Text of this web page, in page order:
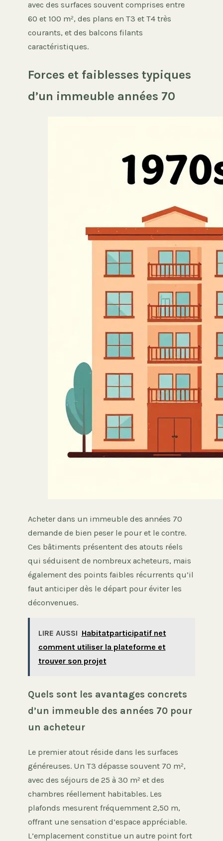
avec des surfaces souvent comprises entre
60 et 100 m², des plans en T3 et T4 très
courants, et des balcons filants
caractéristiques.
Forces et faiblesses typiques
d’un immeuble années 70
Acheter dans un immeuble des années 70
demande de bien peser le pour et le contre.
Ces bâtiments présentent des atouts réels
qui séduisent de nombreux acheteurs, mais
également des points faibles récurrents qu’il
faut anticiper dès le départ pour éviter les
déconvenues.
LIRE AUSSI Habitatparticipatif net
comment utiliser la plateforme et
trouver son projet
Quels sont les avantages concrets
d’un immeuble des années 70 pour
un acheteur
Le premier atout réside dans les surfaces
généreuses. Un T3 dépasse souvent 70 m²,
avec des séjours de 25 à 30 m² et des
chambres réellement habitables. Les
plafonds mesurent fréquemment 2,50 m,
offrant une sensation d’espace appréciable.
L’emplacement constitue un autre point fort